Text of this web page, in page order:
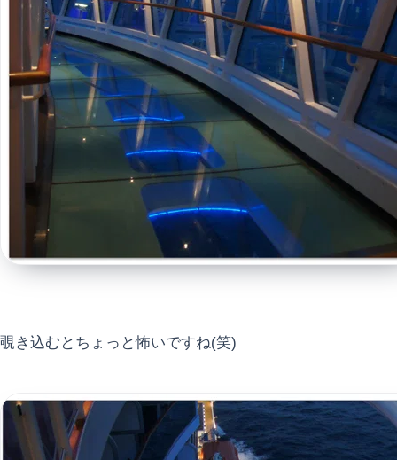
覗き込むとちょっと怖いですね(笑)